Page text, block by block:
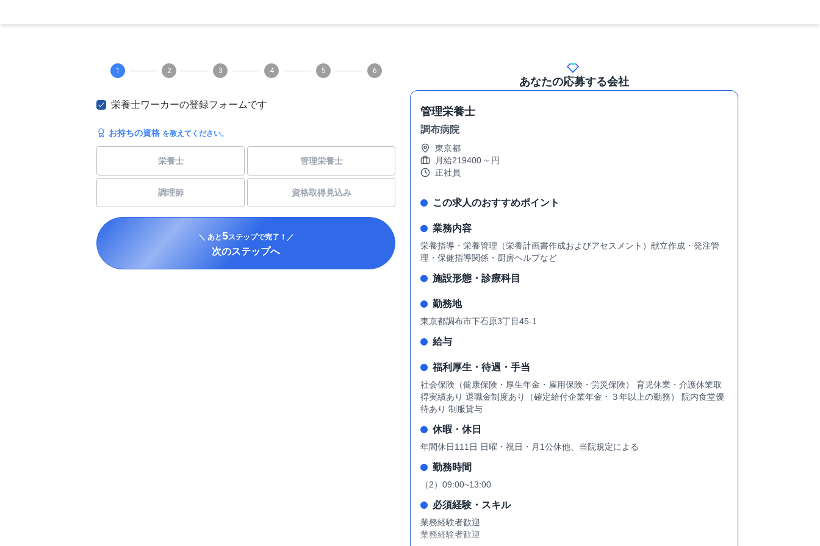
1 2 3 4 5 6
栄養士ワーカーの登録フォームです
お持ちの資格 を教えてください。
栄養士 管理栄養士
調理師 資格取得見込み
＼ あと5ステップで完了！／
次のステップへ
あなたの応募する会社
管理栄養士
調布病院
東京都
月給219400 ~ 円
正社員
この求人のおすすめポイント
業務内容
栄養指導・栄養管理（栄養計画書作成およびアセスメント）献立作成・発注管
理・保健指導関係・厨房ヘルプなど
施設形態・診療科目
勤務地
東京都調布市下石原3丁目45-1
給与
福利厚生・待遇・手当
社会保険（健康保険・厚生年金・雇用保険・労災保険） 育児休業・介護休業取
得実績あり 退職金制度あり（確定給付企業年金・３年以上の勤務） 院内食堂優
待あり 制服貸与
休暇・休日
年間休日111日 日曜・祝日・月1公休他、当院規定による
勤務時間
（2）09:00~13:00
必須経験・スキル
業務経験者歓迎
業務経験者歓迎